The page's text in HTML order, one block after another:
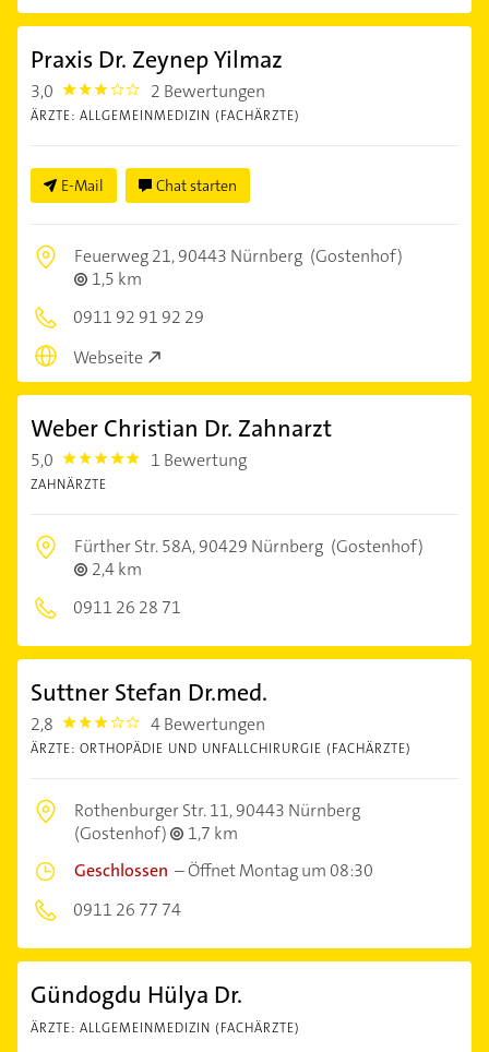
Praxis Dr. Zeynep Yilmaz
3,0 3.0 2 Bewertungen
ÄRZTE: ALLGEMEINMEDIZIN (FACHÄRZTE)
E-Mail Chat starten
Feuerweg 21,90443 Nürnberg (Gostenhof)
1,5 km
0911 92 91 92 29
Webseite
Weber Christian Dr. Zahnarzt
5,0 5.0 1 Bewertung
ZAHNÄRZTE
Fürther Str. 58A,90429 Nürnberg (Gostenhof)
2,4 km
0911 26 28 71
Suttner Stefan Dr.med.
2,8 2.8 4 Bewertungen
ÄRZTE: ORTHOPÄDIE UND UNFALLCHIRURGIE (FACHÄRZTE)
Rothenburger Str. 11,90443 Nürnberg
(Gostenhof)
1,7 km
Geschlossen –Öffnet Montag um 08:30
0911 26 77 74
Gündogdu Hülya Dr.
ÄRZTE: ALLGEMEINMEDIZIN (FACHÄRZTE)